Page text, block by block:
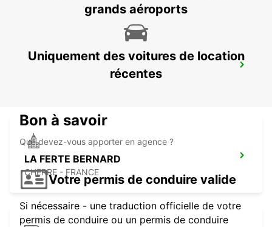
LA FERTE BERNARD
CHERRE - FRANCE
grands aéroports
Uniquement des voitures de location
récentes
Bon à savoir
Que devez-vous apporter en agence ?
Votre permis de conduire valide
Si nécessaire - une traduction officielle de votre
permis de conduire ou un permis de conduire